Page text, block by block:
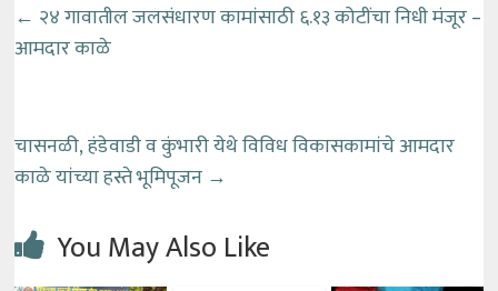
← २४ गावातील जलसंधारण कामांसाठी ६.१३ कोटींचा निधी मंजूर –
आमदार काळे
चासनळी, हंडेवाडी व कुंभारी येथे विविध विकासकामांचे आमदार
काळे यांच्या हस्ते भूमिपूजन →
You May Also Like